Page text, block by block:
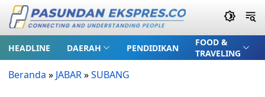
HEADLINE DAERAH PENDIDIKAN
FOOD &
TRAVELING
Beranda » JABAR»SUBANG